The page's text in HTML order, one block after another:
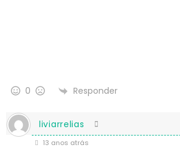
0 Responder
liviarrelias
13 anos atrás